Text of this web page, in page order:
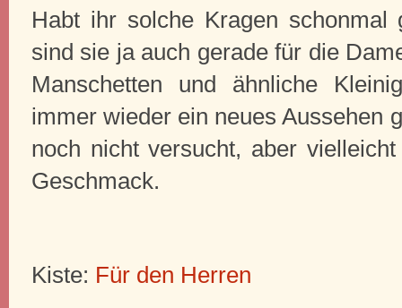
Habt ihr solche Kragen schonmal
sind sie ja auch gerade für die
Manschetten und ähnliche
immer wieder ein neues Aussehen
noch nicht versucht, aber
Geschmack.
Kiste: Für den Herren